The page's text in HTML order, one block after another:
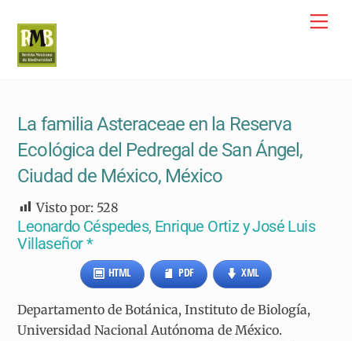
content
La familia Asteraceae en la Reserva
Ecológica del Pedregal de San Ángel,
Ciudad de México, México
Visto por: 528
Leonardo Céspedes, Enrique Ortiz y José Luis
Villaseñor *
HTML PDF XML
Departamento de Botánica, Instituto de Biología,
Universidad Nacional Autónoma de México.